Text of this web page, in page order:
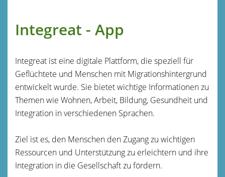
Integreat - App
Integreat ist eine digitale Plattform, die speziell für
Geflüchtete und Menschen mit Migrationshintergrund
entwickelt wurde. Sie bietet wichtige Informationen zu
Themen wie Wohnen, Arbeit, Bildung, Gesundheit und
Integration in verschiedenen Sprachen.
Ziel ist es, den Menschen den Zugang zu wichtigen
Ressourcen und Unterstützung zu erleichtern und ihre
Integration in die Gesellschaft zu fördern.